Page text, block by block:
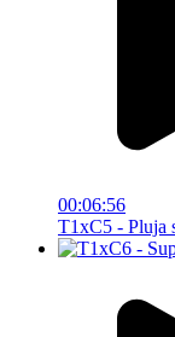
00:06:56
T1xC5 - Pluja